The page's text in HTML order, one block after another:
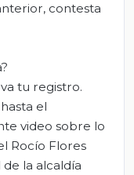
contesta
tu registro.
el
video sobre lo
Rocío Flores
la alcaldía